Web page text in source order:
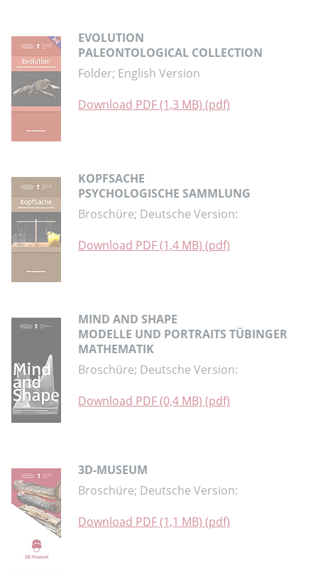
EVOLUTION
PALEONTOLOGICAL COLLECTION
Folder; English Version
Download PDF (1,3 MB) (pdf)
KOPFSACHE
PSYCHOLOGISCHE SAMMLUNG
Broschüre; Deutsche Version:
Download PDF (1,4 MB) (pdf)
MIND AND SHAPE
MODELLE UND PORTRAITS TÜBINGER
MATHEMATIK
Broschüre; Deutsche Version:
Download PDF (0,4 MB) (pdf)
3D-MUSEUM
Broschüre; Deutsche Version:
Download PDF (1,1 MB) (pdf)